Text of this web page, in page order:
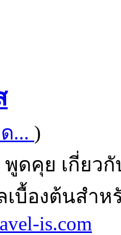
... )
ดคุย เกี่ยว
เบื้องต้นสำ
is.com